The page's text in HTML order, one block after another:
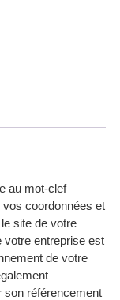
au mot-clef
vos coordonnées et
site de votre
votre entreprise est
de votre
son référencement